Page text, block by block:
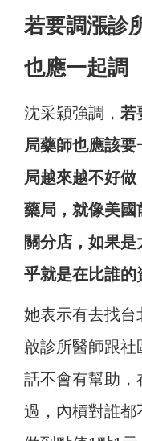
若要調漲診
也應一起調
沈采穎強調， 若
局藥師也應該
局越來越不好
藥局，就像美國
關分店，如果
乎就是在比誰的
她表示有去找台
啟診所醫師跟
話不會有幫助，
過，內槓對誰都